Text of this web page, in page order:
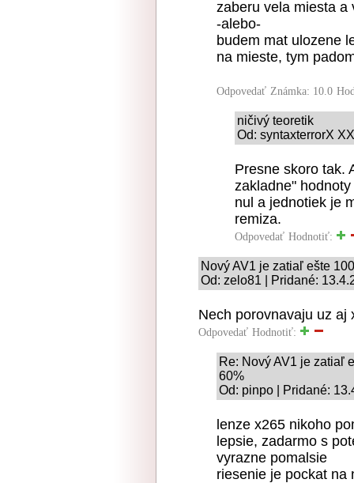
zaberu vela miesta a
-alebo-
budem mat ulozene
na mieste, tym
Odpovedať Známka: 10.0
ničivý teoretik
Od: syntaxterrorX
Presne skoro tak.
zakladne"
nul a jednotiek je
remiza.
Odpovedať Hodnotiť:
Nový AV1 je zatiaľ ešte
Od: zelo81 | Pridané:
Nech porovnavaju uz aj
Odpovedať Hodnotiť:
Re: Nový AV1 je zatiaľ
60%
Od: pinpo | Pridané:
lenze x265 nikoho
lepsie, zadarmo s
vyrazne pomalsie
riesenie je pockat na